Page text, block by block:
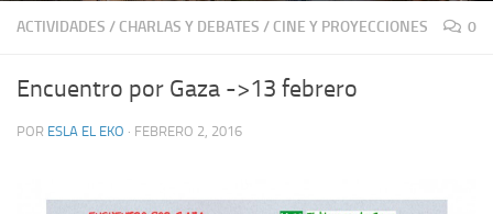
ACTIVIDADES / CHARLAS Y DEBATES / CINE Y PROYECCIONES 0
Encuentro por Gaza ->13 febrero
POR ESLA EL EKO · FEBRERO 2, 2016